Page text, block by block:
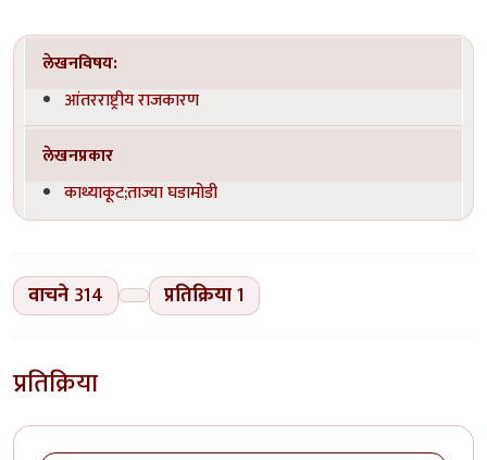
लेखनविषय:
आंतरराष्ट्रीय राजकारण
लेखनप्रकार
काथ्याकूट;ताज्या घडामोडी
वाचने 314 प्रतिक्रिया1
प्रतिक्रिया